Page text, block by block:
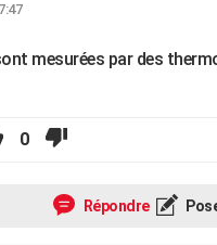
mesurées par des
0
Répondre